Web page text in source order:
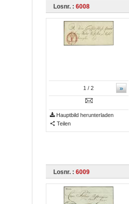
Losnr. : 6008
»
1 / 2
Hauptbild herunterladen
Teilen
Losnr. : 6009